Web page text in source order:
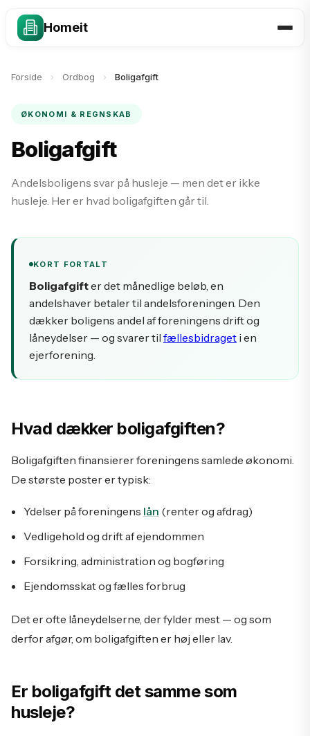
Homeit
Forside › Ordbog › Boligafgift
ØKONOMI & REGNSKAB
Boligafgift
Andelsboligens svar på husleje — men det er ikke
husleje. Her er hvad boligafgiften går til.
KORT FORTALT
Boligafgifter det månedlige beløb, en
andelshaver betaler til andelsforeningen. Den
dækker boligens andel af foreningens drift og
låneydelser — og svarer til fællesbidraget i en
ejerforening.
Hvad dækker boligafgiften?
Boligafgiften finansierer foreningens samlede økonomi.
De største poster er typisk:
Ydelser på foreningens lån (renter og afdrag)
Vedligehold og drift af ejendommen
Forsikring, administration og bogføring
Ejendomsskat og fælles forbrug
Det er ofte låneydelserne, der fylder mest — og som
derfor afgør, om boligafgiften er høj eller lav.
Er boligafgift det samme som
husleje?